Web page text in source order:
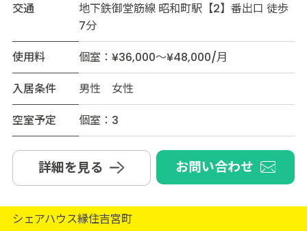
交通
地下鉄御堂筋線 昭和町駅【2】番出口 徒歩
7分
使用料
個室：¥36,000～¥48,000/月
入居条件
男性 女性
空室予定
個室：3
詳細を見る お問い合わせ
シェアハウス縁住吉宮町